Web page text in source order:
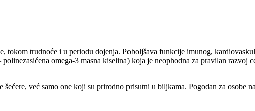
trudnoće i u periodu dojenja. Poboljšava funkcije imunog,
omega-3 masna kiselina) koja je neophodna za pravilan razvoj
već samo one koji su prirodno prisutni u biljkama. Pogodan za osobe